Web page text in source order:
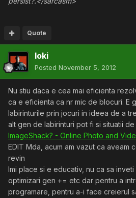
Quote
loki
Posted November 5, 2012
Nu stiu daca e cea mai eficienta
ca e eficienta ca nr mic de blocuri. E
labirinturile prin jocuri in ideea de a
alt gen de labirinturi pot fi si situatii
ImageShack? - Online Photo and
EDIT Mda, acum am vazut ca aveam
revin
Imi place si e educativ, nu ca sa
optimizari gen += etc dar pentru a
programare, pentru a-i face creierul